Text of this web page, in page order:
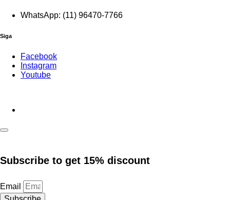
WhatsApp: (11) 96470-7766
Siga
Facebook
Instagram
Youtube
Subscribe to get 15% discount
Email